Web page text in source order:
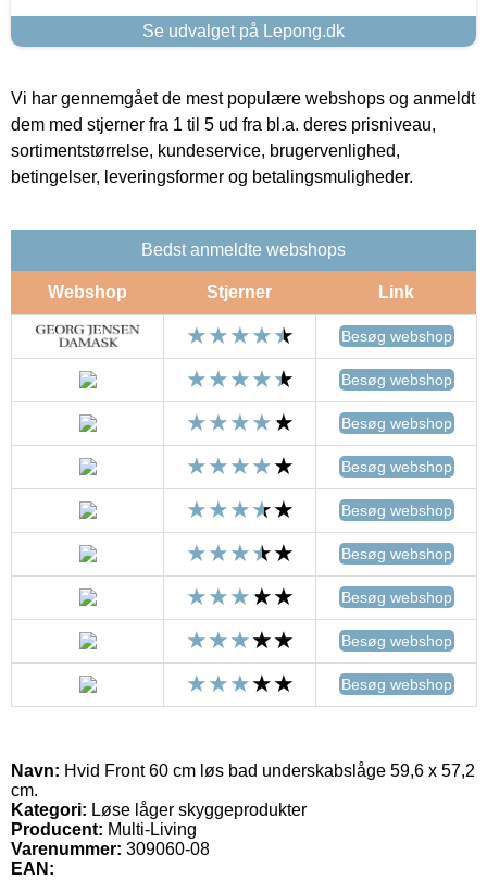
Se udvalget på Lepong.dk
Vi har gennemgået de mest populære webshops og anmeldt
dem med stjerner fra 1 til 5 ud fra bl.a. deres prisniveau,
sortimentstørrelse, kundeservice, brugervenlighed,
betingelser, leveringsformer og betalingsmuligheder.
Bedst anmeldte webshops
Webshop Stjerner Link
Besøg webshop
Besøg webshop
Besøg webshop
Besøg webshop
Besøg webshop
Besøg webshop
Besøg webshop
Besøg webshop
Besøg webshop
Navn: Hvid Front 60 cm løs bad underskabslåge 59,6 x 57,2
cm.
Kategori: Løse låger skyggeprodukter
Producent: Multi-Living
Varenummer: 309060-08
EAN: